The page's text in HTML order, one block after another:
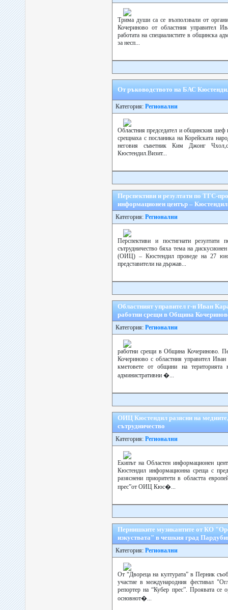
Трима души са се възползвали от
Кочериново от областния управител
работата на специалистите в общинска
за несп...
От ръководството на БАС
Категория: Регионални
Областния председател и общинския
срещнаха с посланика на Корейската
неговия съветник Ким Джонг
Кюстендил.Визит...
Перспективи и резултати по ТГС-
информационен център – Кюстендил
Категория: Регионални
Перспективи и постигнати резултати
сътрудничество бяха тема на
(ОИЦ) – Кюстендил проведе на 27
представители на държав...
Областният управител г-н Иван
работни срещи в Община
Категория: Регионални
работни срещи в Община Кочериново.
Кочериново с областния управител
кметовете от общини на територията
административни �...
ОИЦ Кюстендил разясни на
сътрудничество
Категория: Регионални
Екипът на Областен информационен
Кюстендил информационна среща с
разяснени приоритети в областта
прес”от ОИЦ Кюс�...
Пернишките музикантите от КО
изкуствата" в чешкия град
Категория: Регионални
От “Двореца на културата” в Перник
участие в международния фестивал
репортер на “Кубер прес”. Проявата се
основнот�...